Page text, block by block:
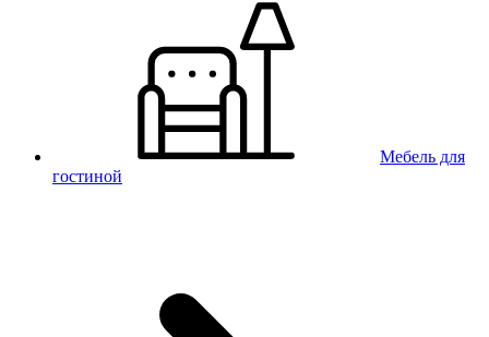
Мебель для
гостиной